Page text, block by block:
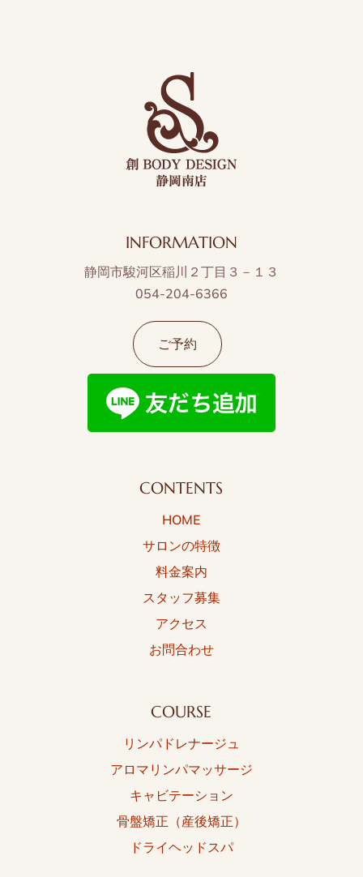
INFORMATION
静岡市駿河区稲川２丁目３－１３
054-204-6366
ご予約
CONTENTS
HOME
サロンの特徴
料金案内
スタッフ募集
アクセス
お問合わせ
COURSE
リンパドレナージュ
アロマリンパマッサージ
キャビテーション
骨盤矯正（産後矯正）
ドライヘッドスパ